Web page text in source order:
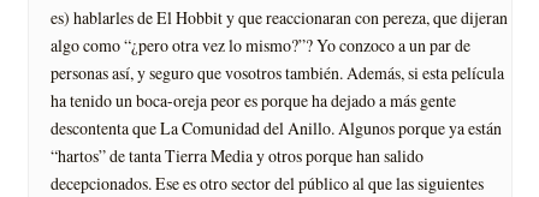
es) hablarles de El Hobbit y que reaccionaran con pereza, que dijeran
algo como “¿pero otra vez lo mismo?”? Yo conzoco a un par de
personas así, y seguro que vosotros también. Además, si esta película
ha tenido un boca-oreja peor es porque ha dejado a más gente
descontenta que La Comunidad del Anillo. Algunos porque ya están
“hartos” de tanta Tierra Media y otros porque han salido
decepcionados. Ese es otro sector del público al que las siguientes